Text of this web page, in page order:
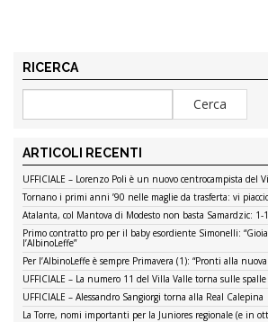
RICERCA
ARTICOLI RECENTI
UFFICIALE – Lorenzo Poli è un nuovo centrocampista del
Tornano i primi anni ’90 nelle maglie da trasferta: vi
Atalanta, col Mantova di Modesto non basta Samardzic: 1-1
Primo contratto pro per il baby esordiente Simonelli:
l’AlbinoLeffe”
Per l’AlbinoLeffe è sempre Primavera (1): “Pronti alla
UFFICIALE – La numero 11 del Villa Valle torna sulle
UFFICIALE – Alessandro Sangiorgi torna alla Real Calepina
La Torre, nomi importanti per la Juniores regionale (e in